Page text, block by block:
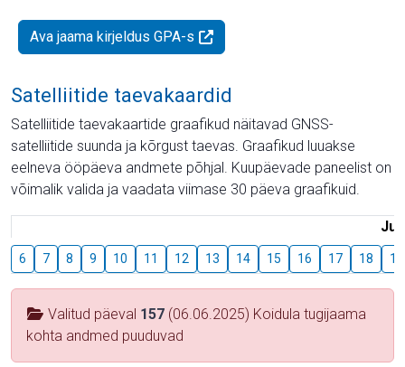
Ava jaama kirjeldus GPA-s
Satelliitide taevakaardid
Satelliitide taevakaartide graafikud näitavad GNSS-
satelliitide suunda ja kõrgust taevas. Graafikud luuakse
eelneva ööpäeva andmete põhjal. Kuupäevade paneelist on
võimalik valida ja vaadata viimase 30 päeva graafikuid.
6 7 8 9 10 11 12 13 14 15 16 17 18 19
Valitud päeval 157 (06.06.2025) Koidula tugijaama
kohta andmed puuduvad